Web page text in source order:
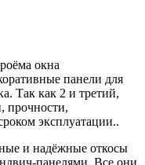
окна
панели для
Так как 2 и третий,
прочности,
эксплуатации..
и надёжные откосы
панелями. Все они